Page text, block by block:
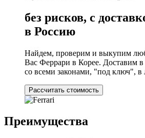
без рисков, с
в Россию
Найдем, проверим и выкупим
Вас Феррари в Корее. Доставим в
со всеми законами, "под ключ",
Рассчитать стоимость
Преимущества